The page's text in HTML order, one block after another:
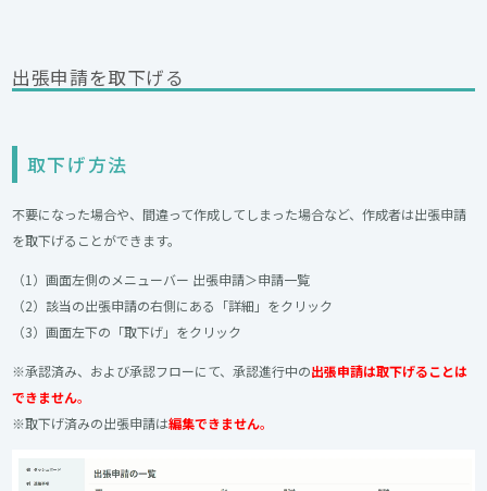
出張申請を取下げる
取下げ方法
不要になった場合や、間違って作成してしまった場合など、作成者は出張申請
を取下げることができます。
（1）画面左側のメニューバー 出張申請＞申請一覧
（2）該当の出張申請の右側にある「詳細」をクリック
（3）画面左下の「取下げ」をクリック
※承認済み、および承認フローにて、承認進行中の出張申請は取下げることは
できません。
※取下げ済みの出張申請は編集できません。